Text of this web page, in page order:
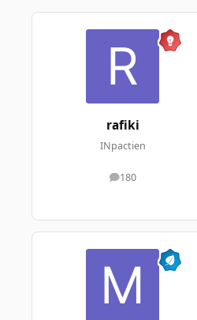
rafiki
INpactien
180
messages